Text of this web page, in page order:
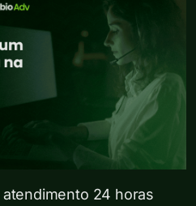
atendimento 24 horas